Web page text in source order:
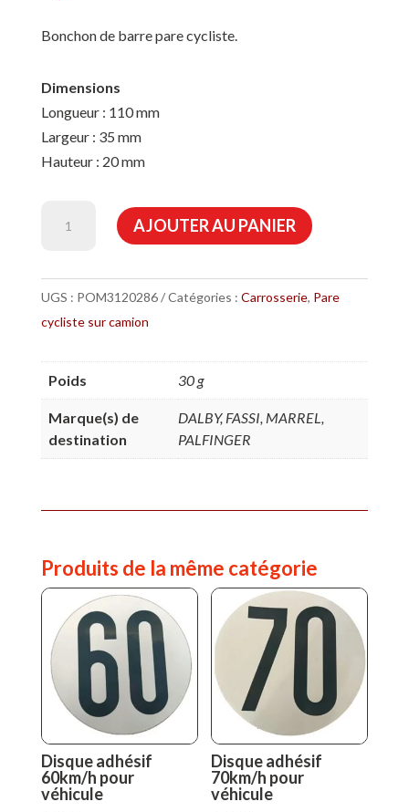
Bonchon de barre pare cycliste.
Dimensions
Longueur : 110 mm
Largeur : 35 mm
Hauteur : 20 mm
pare
cycliste
pour
véhicule
AJOUTER AU PANIER
UGS : POM3120286 Catégories : Carrosserie, Pare
cycliste sur camion
Poids 30 g
Marque(s) de
destination
DALBY, FASSI, MARREL,
PALFINGER
Produits de la même catégorie
Disque adhésif
60km/h pour
véhicule
Disque adhésif
70km/h pour
véhicule